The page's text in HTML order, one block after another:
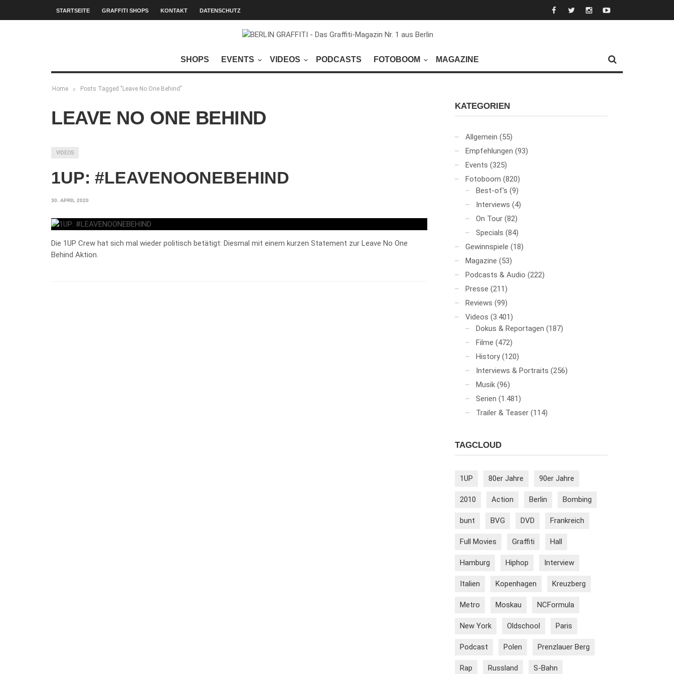
STARTSEITE GRAFFITI SHOPS KONTAKT DATENSCHUTZ
SHOPS EVENTS VIDEOS PODCASTS FOTOBOOM MAGAZINE
Home Posts Tagged "Leave No One Behind"
LEAVE NO ONE BEHIND
VIDEOS
1UP: #LEAVENOONEBEHIND
30. APRIL 2020
Die 1UP Crew hat sich mal wieder politisch betätigt: Diesmal mit einem kurzen Statement zur Leave No One
Behind Aktion.
KATEGORIEN
Allgemein (55)
Empfehlungen (93)
Events (325)
Fotoboom (820)
Best-of's (9)
Interviews (4)
On Tour (82)
Specials (84)
Gewinnspiele (18)
Magazine (53)
Podcasts & Audio (222)
Presse (211)
Reviews (99)
Videos (3.401)
Dokus & Reportagen (187)
Filme (472)
History (120)
Interviews & Portraits (256)
Musik (96)
Serien (1.481)
Trailer & Teaser (114)
TAGCLOUD
1UP 80er Jahre 90er Jahre
2010 Action Berlin Bombing
bunt BVG DVD Frankreich
Full Movies Graffiti Hall
Hamburg Hiphop Interview
Italien Kopenhagen Kreuzberg
Metro Moskau NCFormula
New York Oldschool Paris
Podcast Polen Prenzlauer Berg
Rap Russland S-Bahn